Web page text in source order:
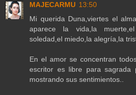
MAJECARMU 13:50
Mi querida Duna,viertes el
aparece la vida,la muerte,el
soledad,el miedo,la alegría,la
En el amor se concentran
escritor es libre para sagrada
mostrando sus sentimientos..